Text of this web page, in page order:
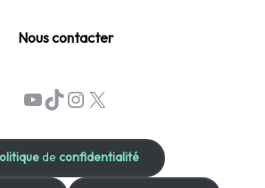
Nous contacter
YouTube
TikTok
Instagram
X
de confidentialité